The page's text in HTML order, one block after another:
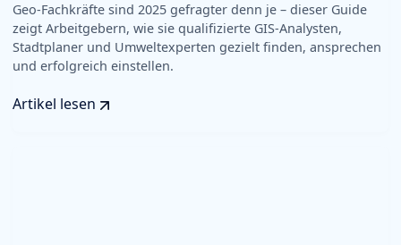
Geo-Fachkräfte sind 2025 gefragter denn je – dieser Guide
zeigt Arbeitgebern, wie sie qualifizierte GIS-Analysten,
Stadtplaner und Umweltexperten gezielt finden, ansprechen
und erfolgreich einstellen.
Artikel lesen